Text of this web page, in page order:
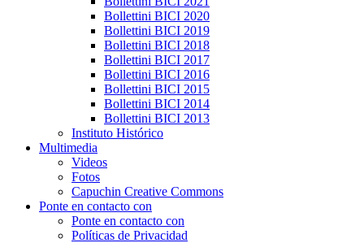
Bollettini BICI 2020
Bollettini BICI 2019
Bollettini BICI 2018
Bollettini BICI 2017
Bollettini BICI 2016
Bollettini BICI 2015
Bollettini BICI 2014
Bollettini BICI 2013
Instituto Histórico
Multimedia
Videos
Fotos
Capuchin Creative Commons
Ponte en contacto con
Ponte en contacto con
Políticas de Privacidad